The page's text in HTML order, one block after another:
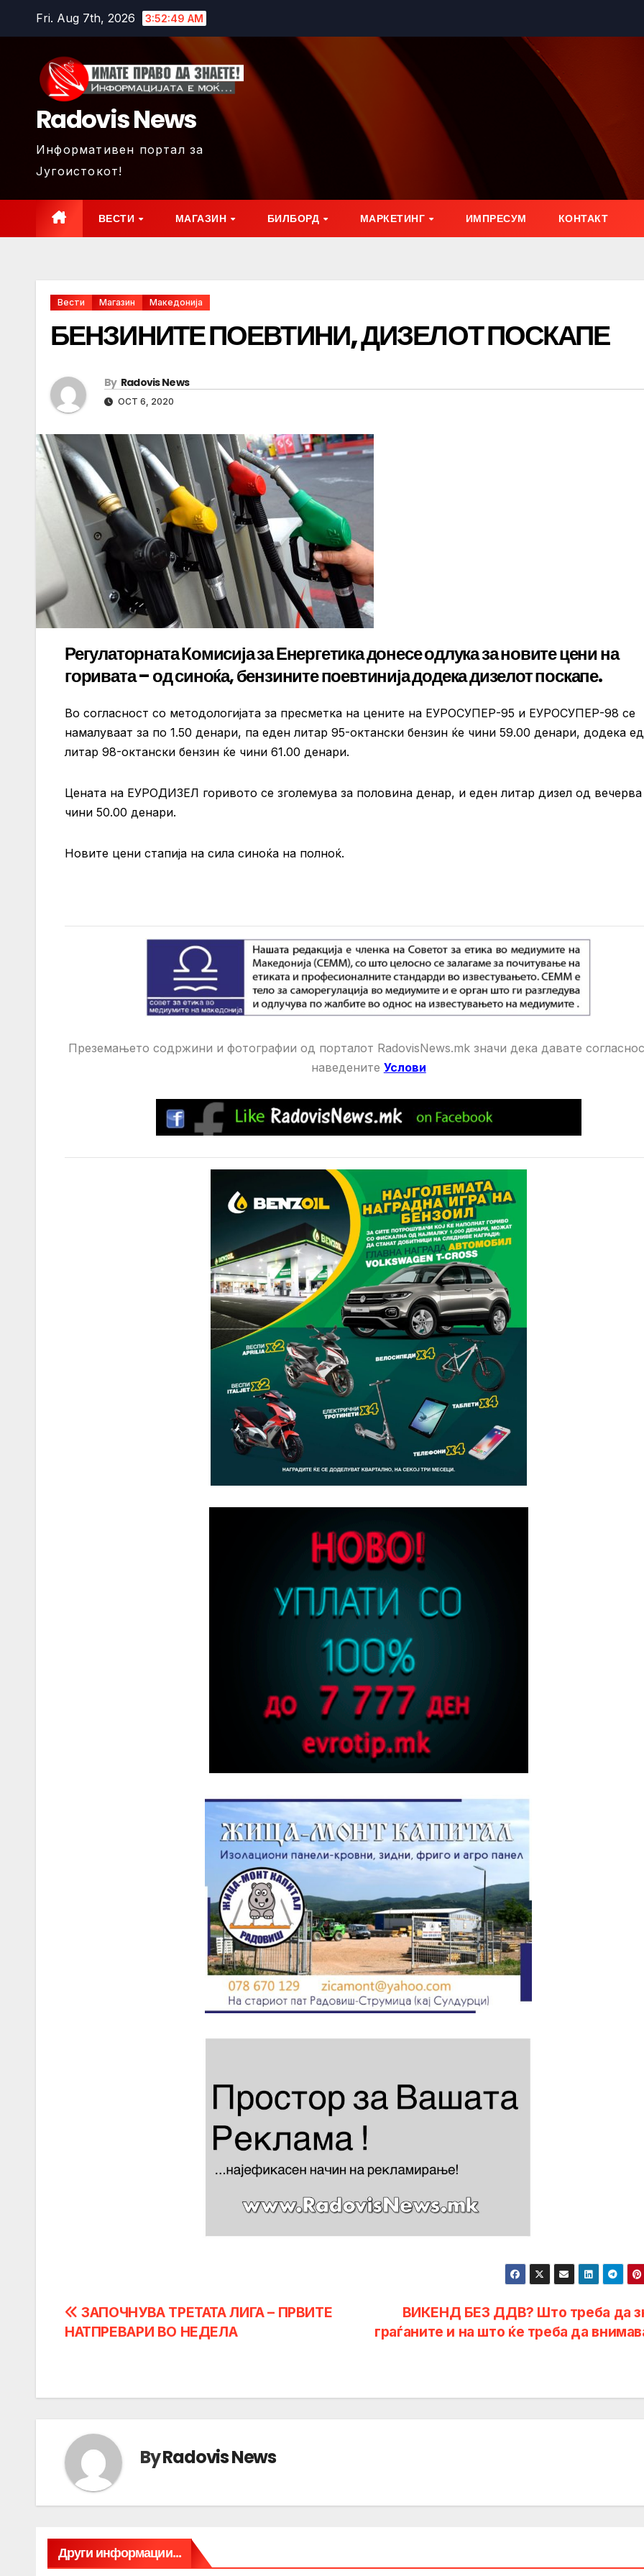
Fri. Aug 7th, 2026 3:52:51 AM
Radovis News
Информативен портал за
Југоистокот!
ВЕСТИ МАГАЗИН БИЛБОРД МАРКЕТИНГ ИМПРЕСУМ КОНТАКТ
Вести Магазин Македонија
БЕНЗИНИТЕ ПОЕВТИНИ, ДИЗЕЛОТ ПОСКАПЕ
By Radovis News
OCT 6, 2020
Регулаторната Комисија за Енергетика донесе одлука за новите цени на
горивата – од синоќа, бензините поевтинија додека дизелот поскапе.
Во согласност со методологијата за пресметка на цените на ЕУРОСУПЕР-95 и ЕУРОСУПЕР-98 се
намалуваат за по 1.50 денари, па еден литар 95-октански бензин ќе чини 59.00 денари, додека
литар 98-октански бензин ќе чини 61.00 денари.
Цената на ЕУРОДИЗЕЛ горивото се зголемува за половина денар, и еден литар дизел од вечерва
чини 50.00 денари.
Новите цени стапија на сила синоќа на полноќ.
Преземањето содржини и фотографии од порталот RadovisNews.mk значи дека давате
нaведените Услови
Post
navigation
ВИКЕНД БЕЗ ДДВ? Што треба да
граѓаните и на што ќе треба да
ЗАПОЧНУВА ТРЕТАТА ЛИГА – ПРВИТЕ
НАТПРЕВАРИ ВО НЕДЕЛА
ByRadovis News
Други информации...